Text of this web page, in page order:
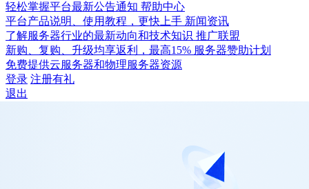
轻松掌握平台最新公告通知 帮助中心
平台产品说明、使用教程，更快上手 新闻资讯
了解服务器行业的最新动向和技术知识 推广联盟
新购、复购、升级均享返利，最高15% 服务器赞助计划
免费提供云服务器和物理服务器资源
登录 注册有礼
退出